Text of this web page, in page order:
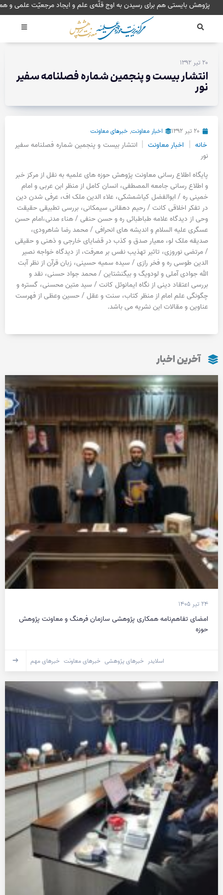
به
پژوهش بایستی هم برای رسیدن به اوج قلّه‌ی علم و ایجاد
۲۰ تیر ۱۳۹۲
انتشار بیست و پنجمین شماره فصلنامه سفیر
نور
۲۰ تیر ۱۳۹۲ اخبار معاونت, خبرهای معاونت
خانه | اخبار معاونت | انتشار بیست و پنجمین شماره فصلنامه سفیر
نور
پایگاه اطلاع رسانی معاونت پژوهش حوزه های علمیه به نقل از مرکز خبر
و اطلاع رسانی جامعه المصطفی، انسان کامل از منظر ابن عربی و امام
خمینی ره / ابوالفضل کیاشمشکی، علاء الدین ملک اف، عرفی شدن دین
در تفکر اخلاقی کانت / رحیم دهقانی سیمکانی، بررسی تطبیقی حقیقت
وحی از دیدگاه علامه طباطبائی ره و حسن حنفی / هناء مدنی،امام حسن
عسگری علیه السلام و اندیشه های انحرافی / محمد رضا شاهرودی،
صدیقه ملک لو، معیار صدق و کذب در قضایای خارجی و ذهنی و حقیقی
/ مرتضی نوروزی، تاثیر تهذیب نفس بر معرفت، از دیدگاه خواجه نصیر
الدین طوسی ره و فخر رازی / سیده سمیه حسینی، زبان قرآن از نظر آبت
الله جوادی آملی و لودویگ و بیگنشتاین / محمد جواد حسنی، نقد و
بررسی اعتقاد دینی از نگاه ایمانوئل کانت / سید متین محسنی، گستره و
چگونگی علم امام از منظر کتاب، سنت و عقل / حسین وعظی از فهرست
عناوین و مقالات این نشریه می باشد.
آخرین اخبار
۲۴ تیر ۱۴۰۵
امضای تفاهم‌نامه همکاری پژوهشی سازمان فرهنگ و معاونت پژوهش
حوزه
اسلایدر خبرهای پژوهشی خبرهای معاونت خبرهای مهم